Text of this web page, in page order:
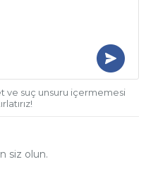
ve suç unsuru içermemesi
siz olun.